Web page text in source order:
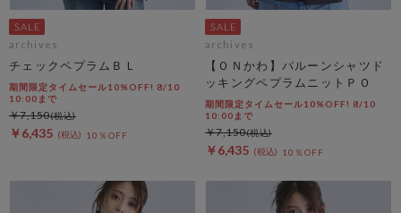
archives
チェックペプラムＢＬ
期間限定タイムセール10%OFF! 8/10
10:00まで
￥6,435 10％OFF
￥7,150
archives
【ＯＮかわ】バルーンシャツド
ッキングペプラムニットＰＯ
期間限定タイムセール10%OFF! 8/10
10:00まで
￥6,435 10％OFF
￥7,150